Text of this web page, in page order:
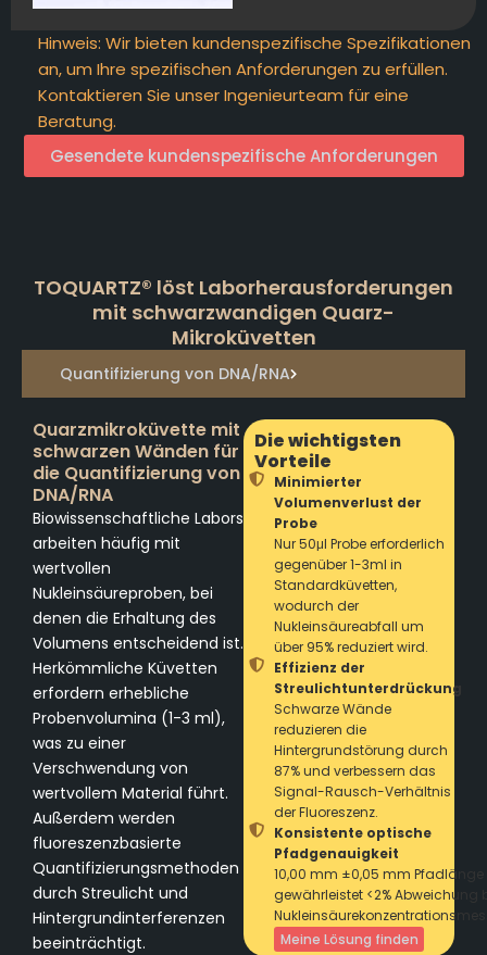
Hinweis: Wir bieten kundenspezifische Spezifikationen
an, um Ihre spezifischen Anforderungen zu erfüllen.
Kontaktieren Sie unser Ingenieurteam für eine
Beratung.
Gesendete kundenspezifische Anforderungen
TOQUARTZ® löst Laborherausforderungen
mit schwarzwandigen Quarz-
Mikroküvetten
Quantifizierung von DNA/RNA
Quarzmikroküvette mit
schwarzen Wänden für
die Quantifizierung von
DNA/RNA
Biowissenschaftliche Labors
arbeiten häufig mit
wertvollen
Nukleinsäureproben, bei
denen die Erhaltung des
Volumens entscheidend ist.
Herkömmliche Küvetten
erfordern erhebliche
Probenvolumina (1-3 ml),
was zu einer
Verschwendung von
wertvollem Material führt.
Außerdem werden
fluoreszenzbasierte
Quantifizierungsmethoden
durch Streulicht und
Hintergrundinterferenzen
beeinträchtigt.
Die wichtigsten
Vorteile
Minimierter
Volumenverlust der
Probe
Nur 50μl Probe erforderlich
gegenüber 1-3ml in
Standardküvetten,
wodurch der
Nukleinsäureabfall um
über 95% reduziert wird.
Effizienz der
Streulichtunterdrückung
Schwarze Wände
reduzieren die
Hintergrundstörung durch
87% und verbessern das
Signal-Rausch-Verhältnis
der Fluoreszenz.
Konsistente optische
Pfadgenauigkeit
10,00 mm ±0,05 mm Pfadlänge
gewährleistet <2% Abweichung
Meine Lösung finden